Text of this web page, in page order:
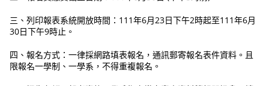
三、列印報表系統開放時間：111年6月23日下午2時起至111年6月
30日下午9時止。
四、報名方式：一律採網路填表報名，通訊郵寄報名表件資料。且
限報名一學制、一學系，不得重複報名。